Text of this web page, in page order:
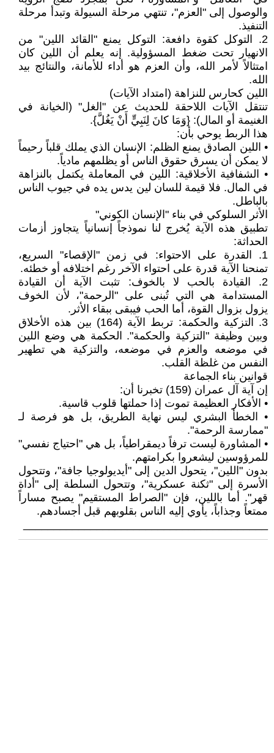
والوصول إلى "العزم"، تنتهي مرحلة السيولة وتبدأ مرحلة
التنفيذ.
2. التوكل كقوة دافعة: التوكل يمنع "القائد اللين" من
الانهيار تحت ضغط المسؤولية. إنه يعلم أن اللين كان
امتثالاً لأمر الله، وأن العزم هو أداء للأمانة، والنتائج بيد
الله.
اللين كحارس للنزاهة (امتداد الآيات)
تنتقل الآيات اللاحقة للحديث عن "الغل" (الخيانة في
الغنيمة أو المال): {وَمَا كانَ لِنَبِيٍّ أَنْ يَغُلَّ}.
هذا الربط يوحي بأن:
• اللين الصادق يمنع الظلم: الإنسان الذي يملك قلباً رحيماً
لا يمكن أن يسرق حقوق الناس أو يظلمهم مادياً.
• الشفافية الأخلاقية: اللين في المعاملة يكتمل بالنزاهة
في المال. فلا قيمة للسان لين يدس يده في جيوب الناس
بالباطل.
الأثر السلوكي في بناء "الإنسان الكوني"
تطبيق هذه الآية يُخرج لنا نموذجاً إنسانياً يتجاوز أزمات
الحداثة:
1. القدرة على الاحتواء: في زمن "الإقصاء" السريع،
تمنحنا الآية قدرة على احتواء الآخر رغم اختلافه أو خطئه.
2. القيادة بالحب لا بالخوف: تثبت الآية أن القيادة
المستدامة هي التي تُبنى على "الرحمة"، لأن الخوف
يزول بزوال القوة، أما الحب فيبقى ببقاء الأثر.
3. التزكية والحكمة: تربط الآية (164) بين هذه الأخلاق
وبين وظيفة "التزكية والحكمة". الحكمة هي وضع اللين
في موضعه والعزم في موضعه، والتزكية هي تطهير
النفس من غلظة القلب.
قوانين بناء الجماعة
إن آية آل عمران (159) تخبرنا أن:
• الأفكار العظيمة تموت إذا حملتها قلوب قاسية.
• الخطأ البشري ليس نهاية الطريق، بل هو فرصة لـ
"ممارسة الرحمة".
• المشاورة ليست ترفاً ديمقراطياً، بل هي "احتياج نفسي"
للمرؤوسين ليشعروا بكرامتهم.
بدون "اللين"، يتحول الدين إلى "أيديولوجيا جافة"، وتتحول
الأسرة إلى "ثكنة عسكرية"، وتتحول السلطة إلى "أداة
قهر". أما باللين، فإن "الصراط المستقيم" يصبح مساراً
ممتعاً وجذاباً، يأوي إليه الناس بقلوبهم قبل أجسادهم.